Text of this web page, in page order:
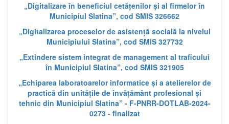
„Digitalizare în beneficiul cetățenilor și al firmelor în
Municipiul Slatina”, cod SMIS 326662
„Digitalizarea proceselor de asistență socială la nivelul
Municipiului Slatina”, cod SMIS 327732
„Extindere sistem integrat de management al traficului
în Municipiul Slatina”, cod SMIS 321905
„Echiparea laboratoarelor informatice și a atelierelor de
practică din unitățile de învățământ profesional și
tehnic din Municipiul Slatina” - F-PNRR-DOTLAB-2024-
0273 - finalizat